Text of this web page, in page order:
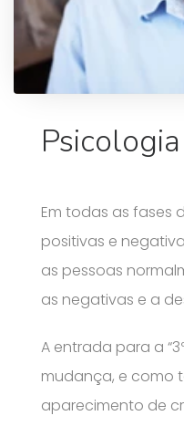
Em todas as fases
positivas e
as pessoas
as negativas e a
A entrada para a
mudança, e como
aparecimento de